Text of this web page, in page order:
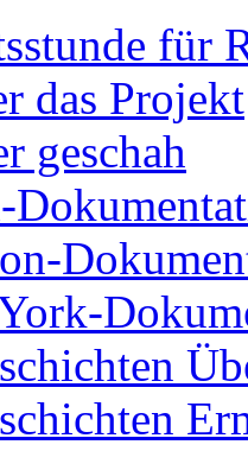
für
das Projekt
geschah